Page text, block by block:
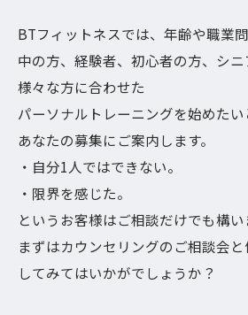
BTフィットネスでは、年齢や職業
中の方、経験者、初心者の方、シ
様々な方に合わせた
パーソナルトレーニングを始めたい
あなたの募集にご案内します。
・自分1人ではできない。
・限界を感じた。
というお客様はご相談だけでも構
まずはカウンセリングのご相談会と
してみてはいかがでしょうか？